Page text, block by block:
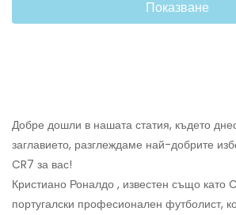
Показване
Добре дошли в нашата статия, където
заглавието, разглеждаме най-добрите
CR7 за вас!
Кристиано Роналдо , известен също като
португалски професионален футболист,